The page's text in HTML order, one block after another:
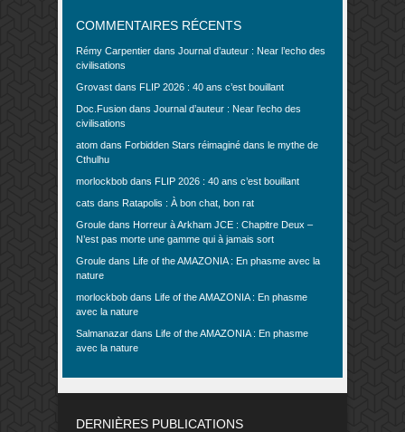
COMMENTAIRES RÉCENTS
Rémy Carpentier dans Journal d’auteur : Near l’echo des
civilisations
Grovast dans FLIP 2026 : 40 ans c’est bouillant
Doc.Fusion dans Journal d’auteur : Near l’echo des
civilisations
atom dans Forbidden Stars réimaginé dans le mythe de
Cthulhu
morlockbob dans FLIP 2026 : 40 ans c’est bouillant
cats dans Ratapolis : À bon chat, bon rat
Groule dans Horreur à Arkham JCE : Chapitre Deux –
N’est pas morte une gamme qui à jamais sort
Groule dans Life of the AMAZONIA : En phasme avec la
nature
morlockbob dans Life of the AMAZONIA : En phasme
avec la nature
Salmanazar dans Life of the AMAZONIA : En phasme
avec la nature
DERNIÈRES PUBLICATIONS